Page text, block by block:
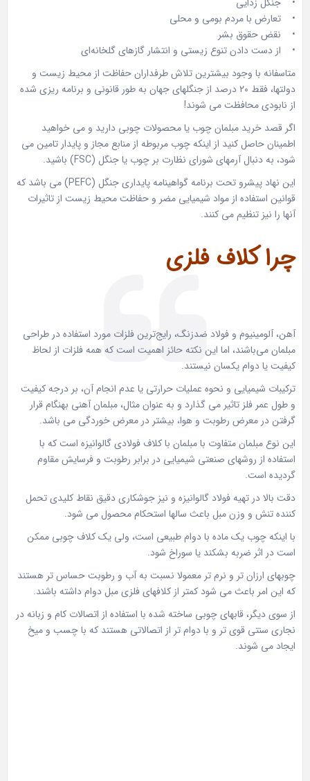
• تعارض با مردم بومی و محلی
• نقض حقوق بشر
• از دست دادن تنوع زیستی و انتشار گازهای گلخانه‌ای
متاسفانه با وجود بیشترین تلاش طرفداران حفاظت از محیط زیست و
دولتها، فقط ۲۰ درصد از جنگلهای جهان به طور قانونی و برنامه ریزی شده
از نابودی محافظت می شوند!
اگر قصد خرید مبلمان چوب یا محصولات چوبی دارید و می خواهید
اطمینان حاصل کنید از اینکه چوب مربوطه از منابع مجاز و پایدار تامین می
شود، به دنبال آرمهای شورای نظارت بر چوب یا جنگل (FSC) باشید.
این نهاد پیشرو تحت برنامه گواهینامه پایداری جنگل (PEFC) می باشد که
قوانین استفاده از مواد شیمیایی مضر و حفاظت محیط زیست از تاثیرات
آنها را نیز تنظیم می کنند.
چرا کلاف فلزی
آهن، آلومینیوم و فولاد ضدزنگ، رایج‌ترین فلزات مورد استفاده در طراحی
مبلمان می‌باشند، اما این نکته حائز اهمیت است که همه فلزات از لحاظ
کیفیت یا دوام یکسان نیستند.
ترکیبات شیمیایی و نحوه عملیات حرارتی یا عدم انجام آن، بر درجه کیفیت
و طول عمر فلز تاثیر می گذارد و به عنوان مثال، مبلمان آهنی بهنگام قرار
گرفتن در معرض رطوبت و هوا، بیشتر در معرض خوردگی می باشد.
این نوع مبلمان متفاوت با مبلمان با کلاف فولادی گالوانیزه است که با
استفاده از روشهای صنعتی شیمیایی در برابر رطوبت و فرسایش مقاوم
گردیده است.
دقت بالا در تهیه فولاد گالوانیزه و نیز جوشکاری دقیق نقاط کلیدی تحمل
کننده تنش و وزن مبل باعث سالها استحکام محصول می شود.
با اینکه چوب یک ماده با دوام طبیعی است، ولی یک کلاف چوبی ممکن
است در اثر ضربه بشکند یا سوراخ شود.
چوبهای ارزان تر و نرم تر معمولا نسبت به آب و رطوبت حساس تر هستند
که این امر باعث می شود کمتر از کلافهای فلزی مبل دوام داشته باشند.
از سوی دیگر، قابهای چوبی ساخته شده با استفاده از اتصالات کام و زبانه در
نجاری سنتی قوی تر و با دوام تر از اتصالاتی هستند که با چسب و میخ
ایجاد می شوند.